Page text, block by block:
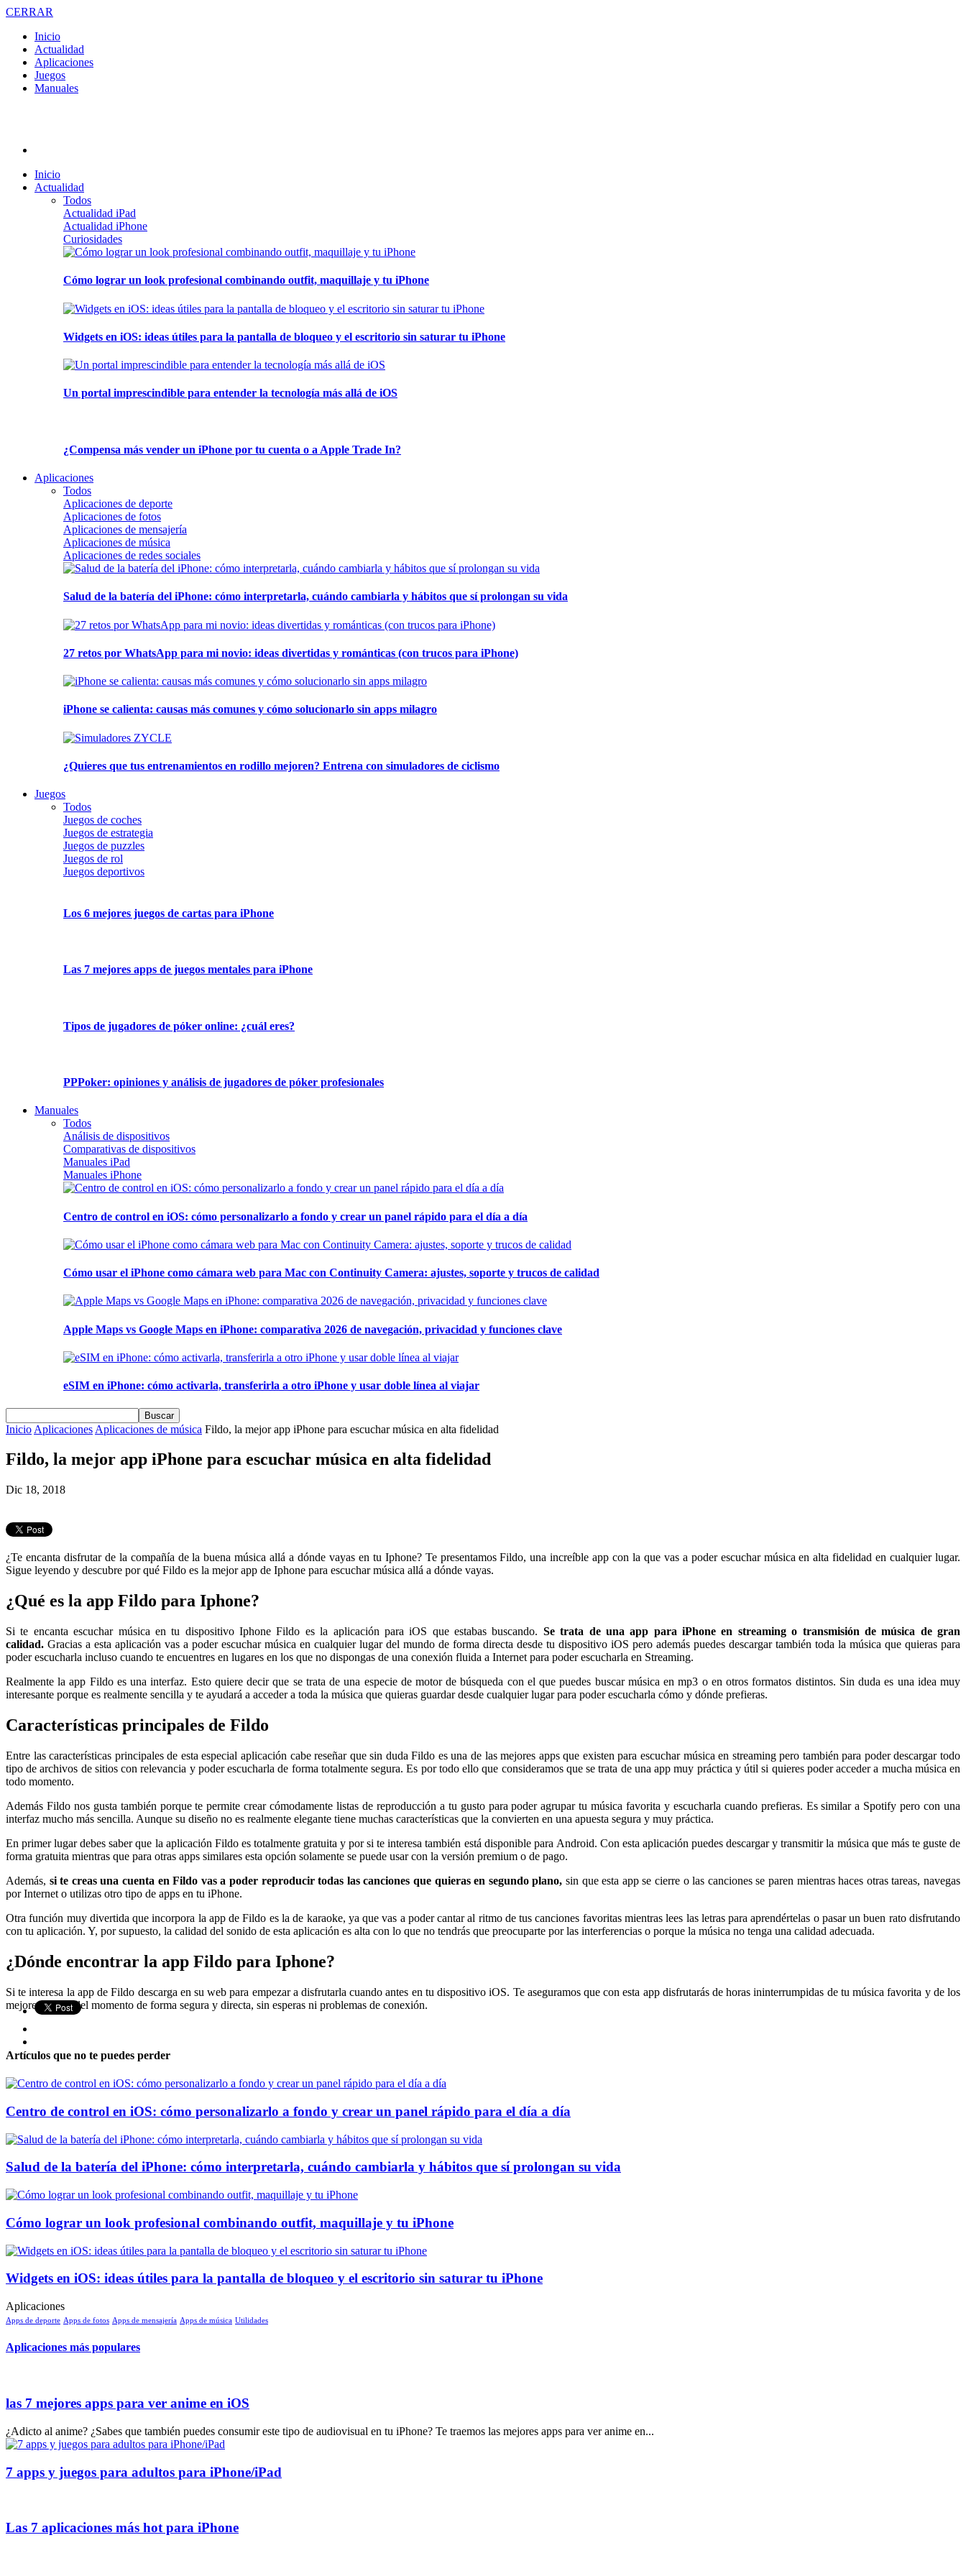
CERRAR
Inicio
Actualidad
Aplicaciones
Juegos
Manuales
Inicio
Actualidad
Todos
Actualidad iPad
Actualidad iPhone
Curiosidades
Cómo lograr un look profesional combinando outfit, maquillaje y tu iPhone
Widgets en iOS: ideas útiles para la pantalla de bloqueo y el escritorio sin saturar tu iPhone
Un portal imprescindible para entender la tecnología más allá de iOS
¿Compensa más vender un iPhone por tu cuenta o a Apple Trade In?
Aplicaciones
Todos
Aplicaciones de deporte
Aplicaciones de fotos
Aplicaciones de mensajería
Aplicaciones de música
Aplicaciones de redes sociales
Salud de la batería del iPhone: cómo interpretarla, cuándo cambiarla y hábitos que sí prolongan su vida
27 retos por WhatsApp para mi novio: ideas divertidas y románticas (con trucos para iPhone)
iPhone se calienta: causas más comunes y cómo solucionarlo sin apps milagro
¿Quieres que tus entrenamientos en rodillo mejoren? Entrena con simuladores de ciclismo
Juegos
Todos
Juegos de coches
Juegos de estrategia
Juegos de puzzles
Juegos de rol
Juegos deportivos
Los 6 mejores juegos de cartas para iPhone
Las 7 mejores apps de juegos mentales para iPhone
Tipos de jugadores de póker online: ¿cuál eres?
PPPoker: opiniones y análisis de jugadores de póker profesionales
Manuales
Todos
Análisis de dispositivos
Comparativas de dispositivos
Manuales iPad
Manuales iPhone
Centro de control en iOS: cómo personalizarlo a fondo y crear un panel rápido para el día a día
Cómo usar el iPhone como cámara web para Mac con Continuity Camera: ajustes, soporte y trucos de calidad
Apple Maps vs Google Maps en iPhone: comparativa 2026 de navegación, privacidad y funciones clave
eSIM en iPhone: cómo activarla, transferirla a otro iPhone y usar doble línea al viajar
Inicio Aplicaciones Aplicaciones de música Fildo, la mejor app iPhone para escuchar música en alta fidelidad
Fildo, la mejor app iPhone para escuchar música en alta fidelidad
Dic 18, 2018
¿Te encanta disfrutar de la compañía de la buena música allá a dónde vayas en tu Iphone? Te presentamos Fildo, una increíble app con la que vas a poder escuchar música en alta fidelidad en cualquier lugar.
Sigue leyendo y descubre por qué Fildo es la mejor app de Iphone para escuchar música allá a dónde vayas.
¿Qué es la app Fildo para Iphone?
Si te encanta escuchar música en tu dispositivo Iphone Fildo es la aplicación para iOS que estabas buscando. Se trata de una app para iPhone en streaming o transmisión de música de gran
calidad. Gracias a esta aplicación vas a poder escuchar música en cualquier lugar del mundo de forma directa desde tu dispositivo iOS pero además puedes descargar también toda la música que quieras para
poder escucharla incluso cuando te encuentres en lugares en los que no dispongas de una conexión fluida a Internet para poder escucharla en Streaming.
Realmente la app Fildo es una interfaz. Esto quiere decir que se trata de una especie de motor de búsqueda con el que puedes buscar música en mp3 o en otros formatos distintos. Sin duda es una idea muy
interesante porque es realmente sencilla y te ayudará a acceder a toda la música que quieras guardar desde cualquier lugar para poder escucharla cómo y dónde prefieras.
Características principales de Fildo
Entre las características principales de esta especial aplicación cabe reseñar que sin duda Fildo es una de las mejores apps que existen para escuchar música en streaming pero también para poder descargar todo
tipo de archivos de sitios con relevancia y poder escucharla de forma totalmente segura. Es por todo ello que consideramos que se trata de una app muy práctica y útil si quieres poder acceder a mucha música en
todo momento.
Además Fildo nos gusta también porque te permite crear cómodamente listas de reproducción a tu gusto para poder agrupar tu música favorita y escucharla cuando prefieras. Es similar a Spotify pero con una
interfaz mucho más sencilla. Aunque su diseño no es realmente elegante tiene muchas características que la convierten en una apuesta segura y muy práctica.
En primer lugar debes saber que la aplicación Fildo es totalmente gratuita y por si te interesa también está disponible para Android. Con esta aplicación puedes descargar y transmitir la música que más te guste de
forma gratuita mientras que para otras apps similares esta opción solamente se puede usar con la versión premium o de pago.
Además, si te creas una cuenta en Fildo vas a poder reproducir todas las canciones que quieras en segundo plano, sin que esta app se cierre o las canciones se paren mientras haces otras tareas, navegas
por Internet o utilizas otro tipo de apps en tu iPhone.
Otra función muy divertida que incorpora la app de Fildo es la de karaoke, ya que vas a poder cantar al ritmo de tus canciones favoritas mientras lees las letras para aprendértelas o pasar un buen rato disfrutando
con tu aplicación. Y, por supuesto, la calidad del sonido de esta aplicación es alta con lo que no tendrás que preocuparte por las interferencias o porque la música no tenga una calidad adecuada.
¿Dónde encontrar la app Fildo para Iphone?
Si te interesa la app de Fildo descarga en su web para empezar a disfrutarla cuando antes en tu dispositivo iOS. Te aseguramos que con esta app disfrutarás de horas ininterrumpidas de tu música favorita y de los
mejores ritmos del momento de forma segura y directa, sin esperas ni problemas de conexión.
Artículos que no te puedes perder
Centro de control en iOS: cómo personalizarlo a fondo y crear un panel rápido para el día a día
Salud de la batería del iPhone: cómo interpretarla, cuándo cambiarla y hábitos que sí prolongan su vida
Cómo lograr un look profesional combinando outfit, maquillaje y tu iPhone
Widgets en iOS: ideas útiles para la pantalla de bloqueo y el escritorio sin saturar tu iPhone
Aplicaciones
Apps de deporte Apps de fotos Apps de mensajería Apps de música Utilidades
Aplicaciones más populares
las 7 mejores apps para ver anime en iOS
¿Adicto al anime? ¿Sabes que también puedes consumir este tipo de audiovisual en tu iPhone? Te traemos las mejores apps para ver anime en...
7 apps y juegos para adultos para iPhone/iPad
Las 7 aplicaciones más hot para iPhone